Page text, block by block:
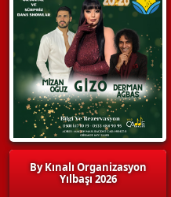
By Kınalı Organizasyon
Yılbaşı 2026